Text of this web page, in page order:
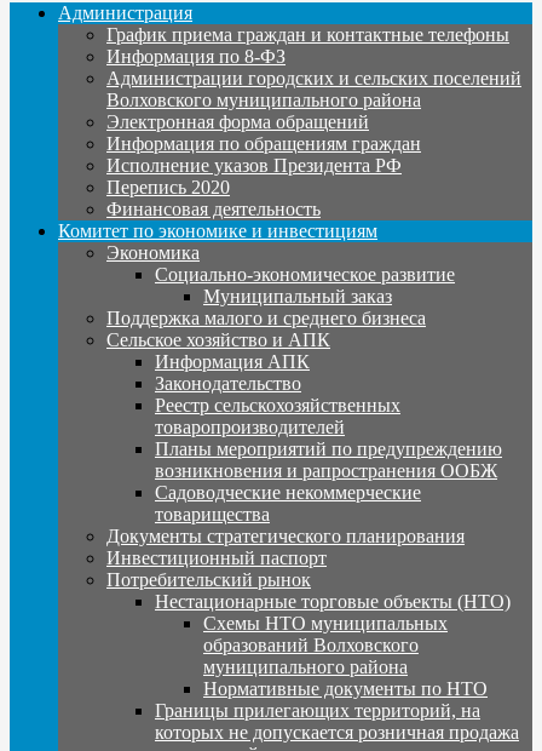
Администрация
График приема граждан и контактные телефоны
Информация по 8-ФЗ
Администрации городских и сельских поселений
Волховского муниципального района
Электронная форма обращений
Информация по обращениям граждан
Исполнение указов Президента РФ
Перепись 2020
Финансовая деятельность
Комитет по экономике и инвестициям
Экономика
Социально-экономическое развитие
Муниципальный заказ
Поддержка малого и среднего бизнеса
Сельское хозяйство и АПК
Информация АПК
Законодательство
Реестр сельскохозяйственных
товаропроизводителей
Планы мероприятий по предупреждению
возникновения и рапространения ООБЖ
Садоводческие некоммерческие
товарищества
Документы стратегического планирования
Инвестиционный паспорт
Потребительский рынок
Нестационарные торговые объекты (НТО)
Схемы НТО муниципальных
образований Волховского
муниципального района
Нормативные документы по НТО
Границы прилегающих территорий, на
которых не допускается розничная продажа